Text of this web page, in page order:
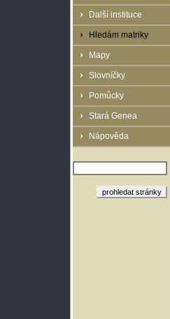
Další instituce
Hledám matriky
Mapy
Slovníčky
Pomůcky
Stará Genea
Nápověda